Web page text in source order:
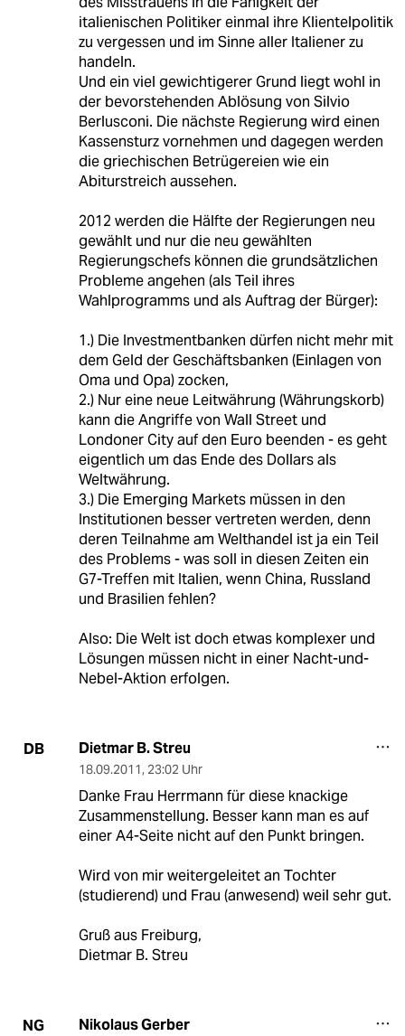
italienischen Politiker einmal ihre Klientelpolitik
zu vergessen und im Sinne aller Italiener zu
handeln.
Und ein viel gewichtigerer Grund liegt wohl in
der bevorstehenden Ablösung von Silvio
Berlusconi. Die nächste Regierung wird einen
Kassensturz vornehmen und dagegen werden
die griechischen Betrügereien wie ein
Abiturstreich aussehen.
2012 werden die Hälfte der Regierungen neu
gewählt und nur die neu gewählten
Regierungschefs können die grundsätzlichen
Probleme angehen (als Teil ihres
Wahlprogramms und als Auftrag der Bürger):
1.) Die Investmentbanken dürfen nicht mehr mit
dem Geld der Geschäftsbanken (Einlagen von
Oma und Opa) zocken,
2.) Nur eine neue Leitwährung (Währungskorb)
kann die Angriffe von Wall Street und
Londoner City auf den Euro beenden - es geht
eigentlich um das Ende des Dollars als
Weltwährung.
3.) Die Emerging Markets müssen in den
Institutionen besser vertreten werden, denn
deren Teilnahme am Welthandel ist ja ein Teil
des Problems - was soll in diesen Zeiten ein
G7-Treffen mit Italien, wenn China, Russland
und Brasilien fehlen?
Also: Die Welt ist doch etwas komplexer und
Lösungen müssen nicht in einer Nacht-und-
Nebel-Aktion erfolgen.
DB Dietmar B. Streu
18.09.2011, 23:02 Uhr
Danke Frau Herrmann für diese knackige
Zusammenstellung. Besser kann man es auf
einer A4-Seite nicht auf den Punkt bringen.
Wird von mir weitergeleitet an Tochter
(studierend) und Frau (anwesend) weil sehr gut.
Gruß aus Freiburg,
Dietmar B. Streu
NG Nikolaus Gerber